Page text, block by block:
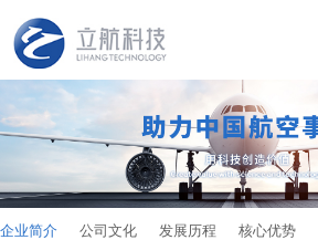
企业简介 公司文化 发展历程 核心优势